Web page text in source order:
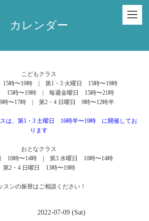
カレンダー
こどもクラス
15時〜19時 | 第1・3 火曜日 15時〜19時
15時〜19時 | 毎週金曜日 15時〜21時
時〜17時 | 第2・4 日曜日 9時〜12時半
スは、第1・3 土曜日 16時半〜19時 に開催してお
ります
おとなクラス
10時〜14時 | 第3 水曜日 10時〜14時
第2・4 日曜日 13時〜19時
スンの振替はご相談ください！
2022-07-09 (Sat)